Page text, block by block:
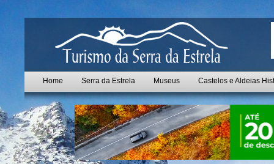
Home Serra da Estrela Museus Castelos e Aldeias